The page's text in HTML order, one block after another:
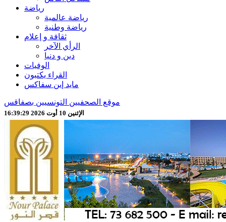
رياضة
رياضة عالمية
رياضة وطنية
ثقافة و إعلام
الرأي الآخر
دين و دنيا
الوفيات
القراء يكتبون
مايد إين سفاكس
موقع الصحفيين التونسيين بصفاقس
الإثنين 10 أوت 2026 16:39:31